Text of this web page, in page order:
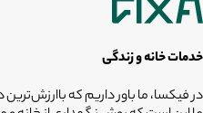
خدمات خانه و زندگی
در فیکسا، ما باور داریم که